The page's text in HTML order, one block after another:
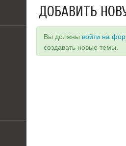
ДОБАВИТЬ
Вы должны войти на
создавать новые темы.